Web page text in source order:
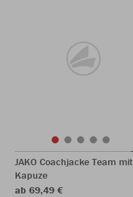
JAKO Coachjacke Team mit
Kapuze
ab 69,49 €